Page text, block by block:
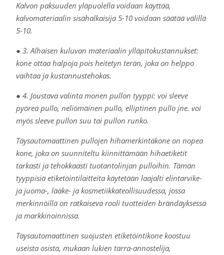
Kalvon paksuuden yläpuolella voidaan käyttää,
kalvomateriaalin sisähalkaisija 5-10 voidaan säätää välillä
5-10.
● 3. Alhaisen kuluvan materiaalin ylläpitokustannukset:
kone ottaa halpoja pois heitetyn terän, joka on helppo
vaihtaa ja kustannustehokas.
● 4. Joustava valinta monen pullon tyyppi: voi sleeve
pyöreä pullo, neliömäinen pullo, elliptinen pullo jne. voi
myös sleeve pullon suu tai pullon runko.
Täysautomaattinen pullojen hihamerkintäkone on nopea
kone, joka on suunniteltu kiinnittämään hihaetiketit
tarkasti ja tehokkaasti tuotantolinjan pulloihin. Tämän
tyyppisiä etiketöintilaitteita käytetään laajalti elintarvike-
ja juoma-, lääke- ja kosmetiikkateollisuudessa, jossa
merkinnöillä on ratkaiseva rooli tuotteiden brändäyksessä
ja markkinoinnissa.
Täysautomaattinen suojusten etiketöintikone koostuu
useista osista, mukaan lukien tarra-annostelija,